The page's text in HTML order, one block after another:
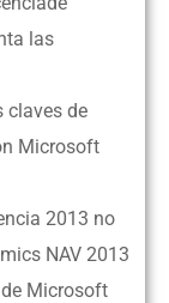
las
claves de
Microsoft
2013 no
NAV 2013
Microsoft